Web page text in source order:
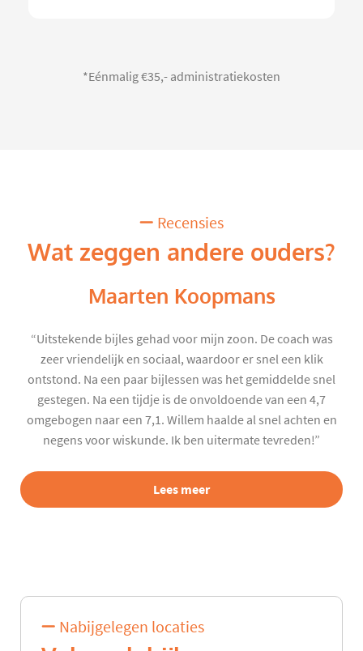
*Eénmalig €35,- administratiekosten
Recensies
Wat zeggen andere ouders?
Maarten Koopmans
“Uitstekende bijles gehad voor mijn zoon. De coach was
zeer vriendelijk en sociaal, waardoor er snel een klik
ontstond. Na een paar bijlessen was het gemiddelde snel
gestegen. Na een tijdje is de onvoldoende van een 4,7
omgebogen naar een 7,1. Willem haalde al snel achten en
negens voor wiskunde. Ik ben uitermate tevreden!”
Lees meer
Nabijgelegen locaties